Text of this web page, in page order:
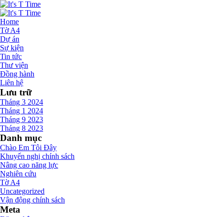
Home
Tờ A4
Dự án
Sự kiện
Tin tức
Thư viện
Đồng hành
Liên hệ
Lưu trữ
Tháng 3 2024
Tháng 1 2024
Tháng 9 2023
Tháng 8 2023
Danh mục
Chào Em Tôi Đây
Khuyến nghị chính sách
Nâng cao năng lực
Nghiên cứu
Tờ A4
Uncategorized
Vận động chính sách
Meta